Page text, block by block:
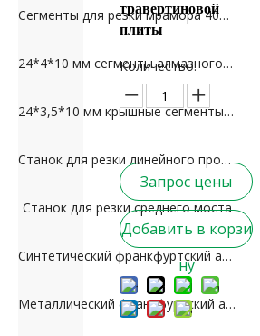
Сегменты для резки мрамора 40*8*12 мм для рынка Пакистана
24*4*10 мм сегменты алмазного колонкового сверла для бетона
24*3,5*10 мм крышные сегменты алмазного колонкового бурения для бетона
Станок для резки линейного профиля с ПЛК
Станок для резки среднего моста
Синтетический франкфуртский абразив для мрамора и травертина
Металлический франкфуртский абразив для полировки мрамора
травертиновой
плиты
Количество:
Запрос цены
Добавить в корзи
ну